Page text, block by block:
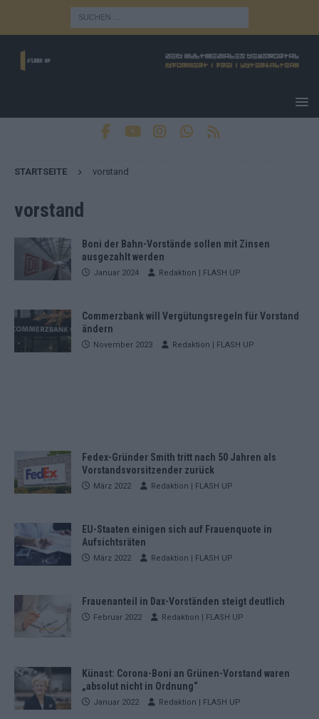
STARTSEITE vorstand
vorstand
Boni der Bahn-Vorstände sollen mit Zinsen
ausgezahlt werden
Januar 2024 Redaktion | FLASH UP
Commerzbank will Vergütungsregeln für Vorstand
ändern
November 2023 Redaktion | FLASH UP
Fedex-Gründer Smith tritt nach 50 Jahren als
Vorstandsvorsitzender zurück
März 2022 Redaktion | FLASH UP
EU-Staaten einigen sich auf Frauenquote in
Aufsichtsräten
März 2022 Redaktion | FLASH UP
Frauenanteil in Dax-Vorständen steigt deutlich
Februar 2022 Redaktion | FLASH UP
Künast: Corona-Boni an Grünen-Vorstand waren
„absolut nicht in Ordnung“
Januar 2022 Redaktion | FLASH UP